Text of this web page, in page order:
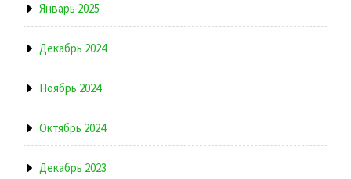
Январь 2025
Декабрь 2024
Ноябрь 2024
Октябрь 2024
Декабрь 2023